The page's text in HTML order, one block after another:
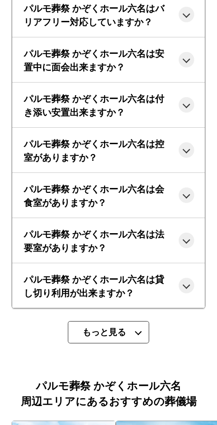
パルモ葬祭 かぞくホール六名はバ
リアフリー対応していますか？
パルモ葬祭 かぞくホール六名は安
置中に面会出来ますか？
パルモ葬祭 かぞくホール六名は付
き添い安置出来ますか？
パルモ葬祭 かぞくホール六名は控
室がありますか？
パルモ葬祭 かぞくホール六名は会
食室がありますか？
パルモ葬祭 かぞくホール六名は法
要室がありますか？
パルモ葬祭 かぞくホール六名は貸
し切り利用が出来ますか？
もっと見る
パルモ葬祭 かぞくホール六名
周辺エリアにあるおすすめの葬儀場